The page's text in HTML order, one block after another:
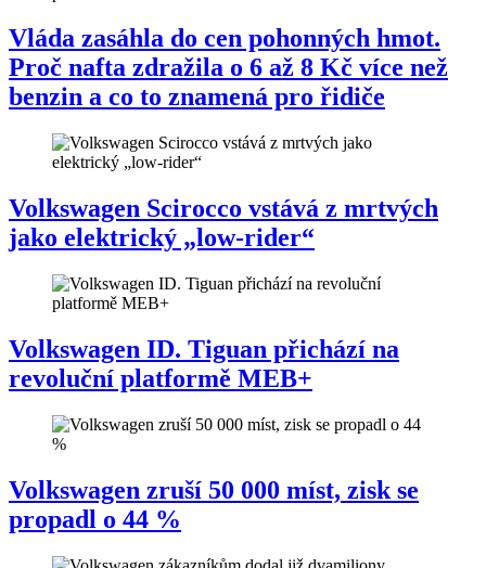
Vláda zasáhla do cen pohonných hmot.
Proč nafta zdražila o 6 až 8 Kč více než
benzin a co to znamená pro řidiče
Volkswagen Scirocco vstává z mrtvých
jako elektrický „low-rider“
Volkswagen ID. Tiguan přichází na
revoluční platformě MEB+
Volkswagen zruší 50 000 míst, zisk se
propadl o 44 %